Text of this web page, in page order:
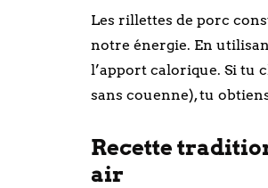
Les rillettes de porc
notre énergie. En
l’apport calorique. Si tu
sans couenne), tu
Recette
air